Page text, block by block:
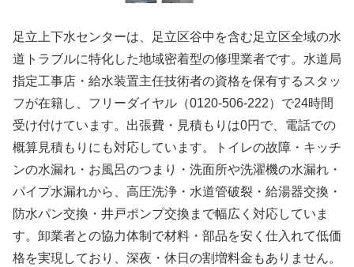
足立上下水センターは、足立区谷中を含む足立区全域の水
道トラブルに特化した地域密着型の修理業者です。水道局
指定工事店・給水装置主任技術者の資格を保有するスタッ
フが在籍し、フリーダイヤル（0120-506-222）で24時間
受け付けています。出張費・見積もりは0円で、電話での
概算見積もりにも対応しています。トイレの故障・キッチ
ンの水漏れ・お風呂のつまり・洗面所や洗濯機の水漏れ・
パイプ水漏れから、高圧洗浄・水道管破裂・給湯器交換・
防水パン交換・井戸ポンプ交換まで幅広く対応していま
す。卸業者との協力体制で材料・部品を安く仕入れて低価
格を実現しており、深夜・休日の割増料金もありません。